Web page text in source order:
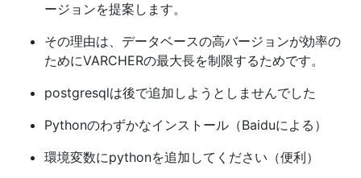
ージョンを提案します。
その理由は、データベースの高バージョンが効率の
ためにVARCHERの最大長を制限するためです。
postgresqlは後で追加しようとしませんでした
Pythonのわずかなインストール（Baiduによる）
環境変数にpythonを追加してください（便利）